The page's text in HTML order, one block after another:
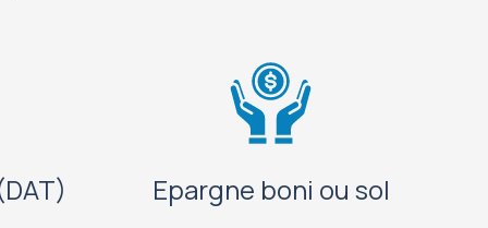
Epargne boni ou sol